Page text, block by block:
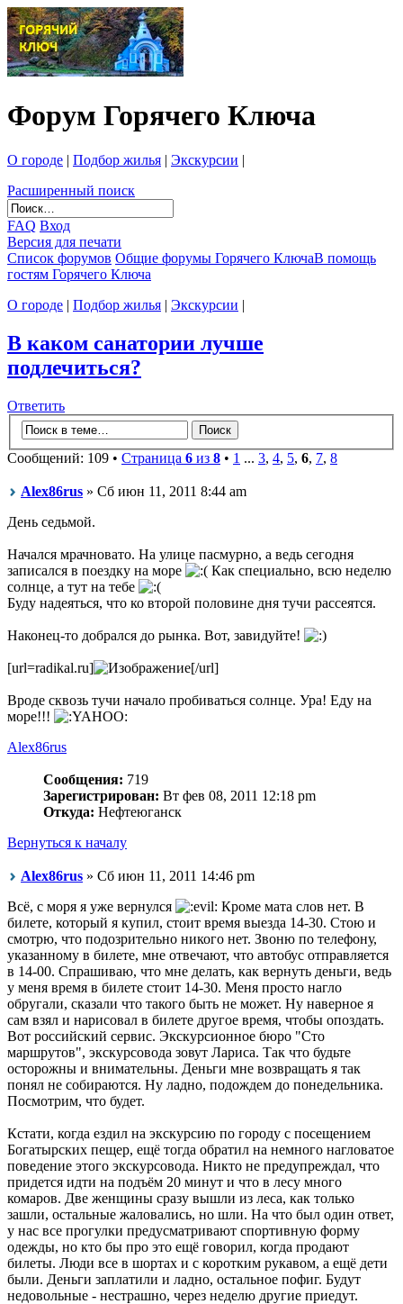
Форум Горячего Ключа
О городе | Подбор жилья | Экскурсии |
Расширенный поиск
FAQ Вход
Версия для печати
Список форумов Общие форумы Горячего КлючаВ помощь
гостям Горячего Ключа
О городе | Подбор жилья | Экскурсии |
В каком санатории лучше
подлечиться?
Ответить
Сообщений: 109 • Страница 6 из 8 • 1 ... 3, 4, 5, 6, 7, 8
Alex86rus » Сб июн 11, 2011 8:44 am
День седьмой.
Начался мрачновато. На улице пасмурно, а ведь сегодня
записался в поездку на море
Как специально, всю неделю
солнце, а тут на тебе
Буду надеяться, что ко второй половине дня тучи рассеятся.
Наконец-то добрался до рынка. Вот, завидуйте!
[url=radikal.ru] [/url]
Вроде сквозь тучи начало пробиваться солнце. Ура! Еду на
море!!!
Alex86rus
Сообщения: 719
Зарегистрирован: Вт фев 08, 2011 12:18 pm
Откуда: Нефтеюганск
Вернуться к началу
Alex86rus » Сб июн 11, 2011 14:46 pm
Всё, с моря я уже вернулся
Кроме мата слов нет. В
билете, который я купил, стоит время выезда 14-30. Стою и
смотрю, что подозрительно никого нет. Звоню по телефону,
указанному в билете, мне отвечают, что автобус отправляется
в 14-00. Спрашиваю, что мне делать, как вернуть деньги, ведь
у меня время в билете стоит 14-30. Меня просто нагло
обругали, сказали что такого быть не может. Ну наверное я
сам взял и нарисовал в билете другое время, чтобы опоздать.
Вот российский сервис. Экскурсионное бюро "Сто
маршрутов", экскурсовода зовут Лариса. Так что будьте
осторожны и внимательны. Деньги мне возвращать я так
понял не собираются. Ну ладно, подождем до понедельника.
Посмотрим, что будет.
Кстати, когда ездил на экскурсию по городу с посещением
Богатырских пещер, ещё тогда обратил на немного нагловатое
поведение этого экскурсовода. Никто не предупреждал, что
придется идти на подъём 20 минут и что в лесу много
комаров. Две женщины сразу вышли из леса, как только
зашли, остальные жаловались, но шли. На что был один ответ,
у нас все прогулки предусматривают спортивную форму
одежды, но кто бы про это ещё говорил, когда продают
билеты. Люди все в шортах и с коротким рукавом, а ещё дети
были. Деньги заплатили и ладно, остальное пофиг. Будут
недовольные - нестрашно, через неделю другие приедут.